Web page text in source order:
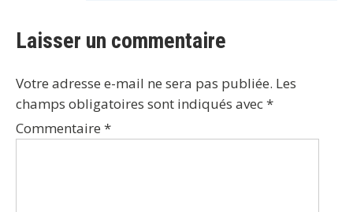
Laisser un commentaire
Votre adresse e-mail ne sera pas publiée. Les
champs obligatoires sont indiqués avec*
Commentaire *